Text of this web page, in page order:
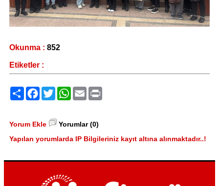
Okunma : 852
Etiketler :
PaylaşFacebook
TwitterWhatsApp
Email
Yorum Ekle
Yorumlar (0)
Yapılan yorumlarda IP Bilgileriniz kayıt altına alınmaktadır..!